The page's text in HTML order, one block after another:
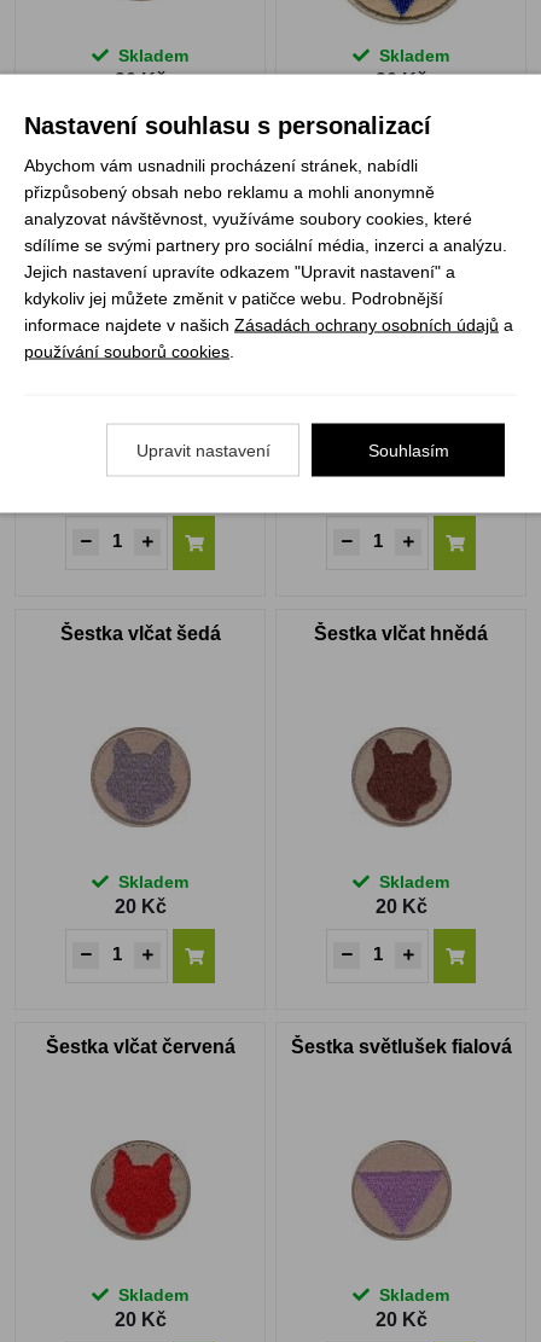
Skladem
20 Kč
Skladem
20 Kč
Šestka světlušek černá Šestka světlušek hnědá
Šestka vlčat šedá
Skladem
20 Kč
Šestka vlčat hnědá
Skladem
20 Kč
Šestka vlčat červená
Skladem
20 Kč
Šestka světlušek fialová
Skladem
20 Kč
Nastavení souhlasu s personalizací
Abychom vám usnadnili procházení stránek, nabídli
přizpůsobený obsah nebo reklamu a mohli anonymně
analyzovat návštěvnost, využíváme soubory cookies, které
sdílíme se svými partnery pro sociální média, inzerci a analýzu.
Jejich nastavení upravíte odkazem "Upravit nastavení" a
kdykoliv jej můžete změnit v patičce webu. Podrobnější
informace najdete v našich Zásadách ochrany osobních údajů a
používání souborů cookies
Upravit nastavení Souhlasím